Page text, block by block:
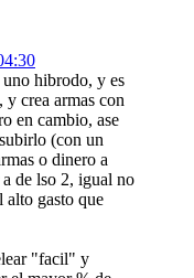
hibrodo, y es
crea armas con
en cambio, ase
(con un
o dinero a
de lso 2, igual no
alto gasto que
"facil" y